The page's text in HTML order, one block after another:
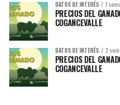
DATOS DE INTERÉS 1
PRECIOS DEL
COGANCEVALLE
DATOS DE INTERÉS 2
PRECIOS DEL
COGANCEVALLE